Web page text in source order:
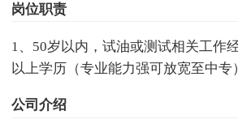
岗位职责
1、50岁以内，试油或测试相关工作
以上学历（专业能力强可放宽至中专）
公司介绍